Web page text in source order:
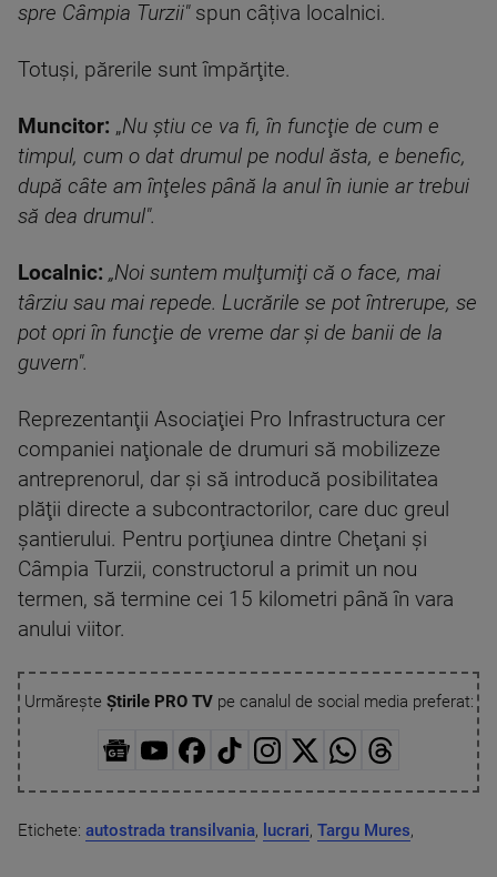
spre Câmpia Turzii"spun câțiva localnici.
Totuşi, părerile sunt împărţite.
Muncitor: „Nu ştiu ce va fi, în funcţie de cum e
timpul, cum o dat drumul pe nodul ăsta, e benefic,
după câte am înţeles până la anul în iunie ar trebui
să dea drumul".
Localnic: „Noi suntem mulţumiţi că o face, mai
târziu sau mai repede. Lucrările se pot întrerupe, se
pot opri în funcţie de vreme dar şi de banii de la
guvern".
Reprezentanţii Asociaţiei Pro Infrastructura cer
companiei naţionale de drumuri să mobilizeze
antreprenorul, dar şi să introducă posibilitatea
plăţii directe a subcontractorilor, care duc greul
şantierului. Pentru porţiunea dintre Cheţani şi
Câmpia Turzii, constructorul a primit un nou
termen, să termine cei 15 kilometri până în vara
anului viitor.
Urmărește Știrile PRO TVpe canalul de social media preferat:
Etichete: autostrada transilvania, lucrari, Targu Mures,